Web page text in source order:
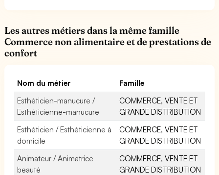
Les autres métiers dans la même famille
Commerce non alimentaire et de prestations de
confort
Nom du métier
Famille
Esthéticien-manucure /
Esthéticienne-manucure
COMMERCE, VENTE ET
GRANDE DISTRIBUTION
Esthéticien / Esthéticienne à
domicile
COMMERCE, VENTE ET
GRANDE DISTRIBUTION
Animateur / Animatrice
beauté
COMMERCE, VENTE ET
GRANDE DISTRIBUTION